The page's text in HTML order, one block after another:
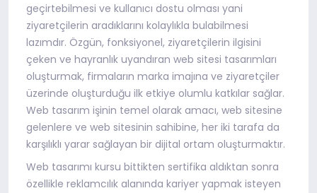
geçirtebilmesi ve kullanıcı dostu olması yani
ziyaretçilerin aradıklarını kolaylıkla bulabilmesi
lazımdır. Özgün, fonksiyonel, ziyaretçilerin ilgisini
çeken ve hayranlık uyandıran web sitesi tasarımları
oluşturmak, firmaların marka imajına ve ziyaretçiler
üzerinde oluşturduğu ilk etkiye olumlu katkılar sağlar.
Web tasarım işinin temel olarak amacı, web sitesine
gelenlere ve web sitesinin sahibine, her iki tarafa da
karşılıklı yarar sağlayan bir dijital ortam oluşturmaktır.
Web tasarımı kursu bittikten sertifika aldıktan sonra
özellikle reklamcılık alanında kariyer yapmak isteyen